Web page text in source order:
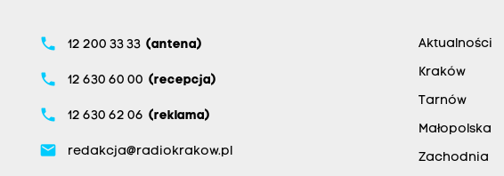
phone 12 200 33 33 (antena)
phone 12 630 60 00 (recepcja)
phone 12 630 62 06 (reklama)
email redakcja@radiokrakow.pl
Aktualności
Kraków
Tarnów
Małopolska
Zachodnia